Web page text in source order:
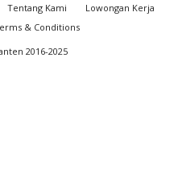
Tentang Kami
Lowongan Kerja
& Conditions
2016-2025